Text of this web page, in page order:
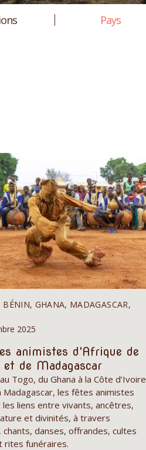
Pays
BÉNIN, GHANA, MADAGASCAR,
2025
animistes d'Afrique de
et de Madagascar
Togo, du Ghana à la Côte d’Ivoire
Madagascar, les fêtes animistes
liens entre vivants, ancêtres,
et divinités, à travers
chants, danses, offrandes, cultes
rites funéraires.